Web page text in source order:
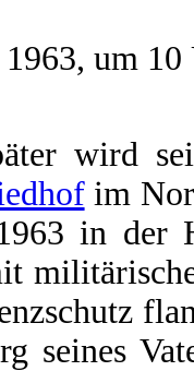
um
wird
im
in der
seines